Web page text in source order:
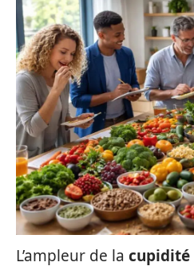
L’ampleur de la cupidité